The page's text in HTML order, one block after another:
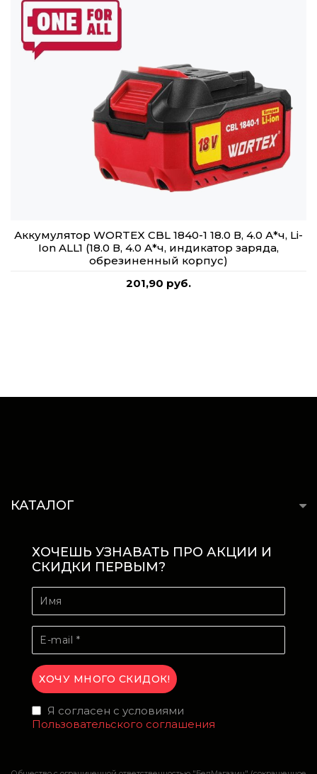
Аккумулятор WORTEX CBL 1840-1 18.0 В, 4.0 А*ч, Li-
Ion ALL1 (18.0 В, 4.0 А*ч, индикатор заряда,
обрезиненный корпус)
201,90 руб.
КАТАЛОГ
ХОЧЕШЬ УЗНАВАТЬ ПРО АКЦИИ И
СКИДКИ ПЕРВЫМ?
Я согласен с условиями
Пользовательского соглашения